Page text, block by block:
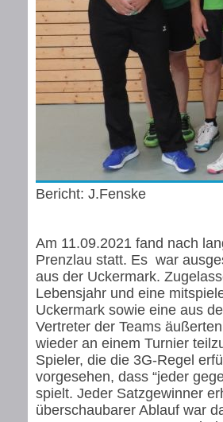
Bericht: J.Fenske
Am 11.09.2021 fand nach
Prenzlau statt. Es war
aus der Uckermark.
Lebensjahr und eine
Uckermark sowie eine aus
Vertreter der Teams
wieder an einem Turnier
Spieler, die die 3G-Regel
vorgesehen, dass “jeder
spielt. Jeder Satzgewinner
überschaubarer Ablauf war